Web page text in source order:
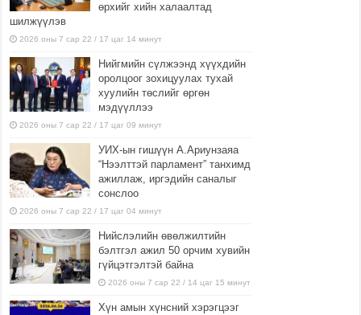
өрхийг хийн халаалтад
шилжүүлэв
2026 оны 7 сар 22 / 17 цаг 14 минут
Нийгмийн сүлжээнд хүүхдийн
оролцоог зохицуулах тухай
хуулийн төслийг өргөн
мэдүүллээ
2026 оны 7 сар 22 / 17 цаг 09 минут
УИХ-ын гишүүн А.Ариунзаяа
“Нээлттэй парламент” танхимд
ажиллаж, иргэдийн саналыг
сонслоо
2026 оны 7 сар 22 / 17 цаг 04 минут
Нийслэлийн өвөлжилтийн
бэлтгэл ажил 50 орчим хувийн
гүйцэтгэлтэй байна
2026 оны 7 сар 22 / 14 цаг 15 минут
Хүн амын хүнсний хэрэгцээг